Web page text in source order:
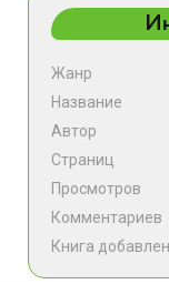
Жанр
Название
Автор
Страниц
Просмотров
Комментариев
Книга